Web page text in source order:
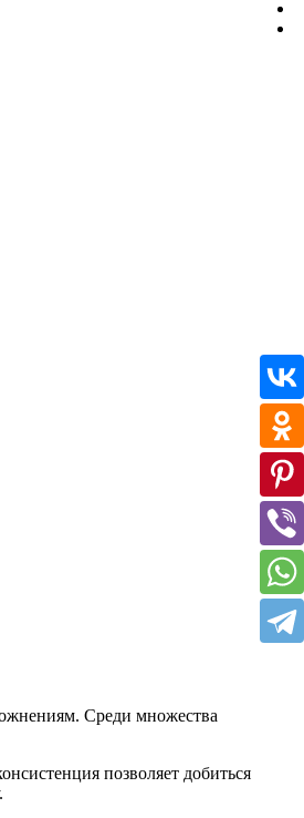
Среди множества
позволяет добиться